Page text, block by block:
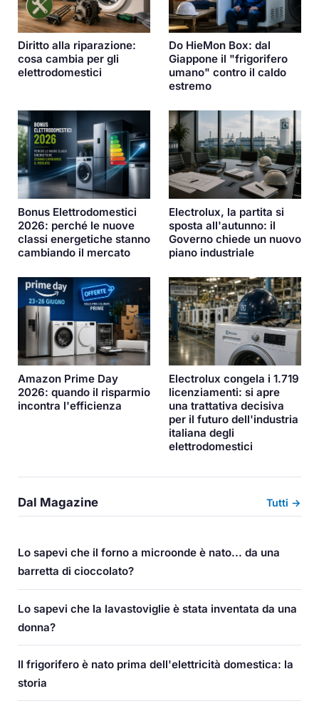
Diritto alla riparazione:
cosa cambia per gli
elettrodomestici
Do HieMon Box: dal
Giappone il "frigorifero
umano" contro il caldo
estremo
Bonus Elettrodomestici
2026: perché le nuove
classi energetiche stanno
cambiando il mercato
Electrolux, la partita si
sposta all'autunno: il
Governo chiede un nuovo
piano industriale
Amazon Prime Day
2026: quando il risparmio
incontra l'efficienza
Electrolux congela i 1.719
licenziamenti: si apre
una trattativa decisiva
per il futuro dell'industria
italiana degli
elettrodomestici
Dal Magazine Tutti →
Lo sapevi che il forno a microonde è nato... da una
barretta di cioccolato?
Lo sapevi che la lavastoviglie è stata inventata da una
donna?
Il frigorifero è nato prima dell'elettricità domestica: la
storia